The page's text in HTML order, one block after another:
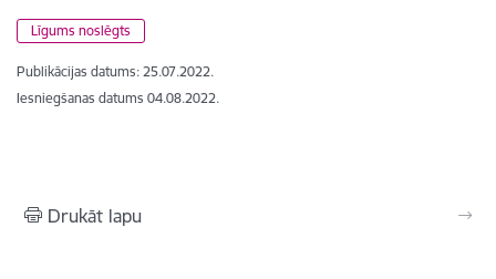
Līgums noslēgts
Publikācijas datums: 25.07.2022.
Iesniegšanas datums 04.08.2022.
Drukāt lapu